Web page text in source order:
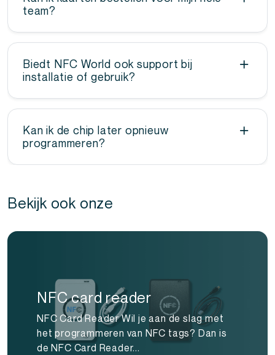
team?
Zeker. We labelen ze per naam en koppelen alles
Biedt NFC World ook support bij
installatie of gebruik?
Ja. Onze klantenservice helpt je bij elke stap: van
Kan ik de chip later opnieuw
programmeren?
Ja. Je kunt de inhoud op elk moment aanpassen
Bekijk ook onze
NFC card reader
NFC Card Reader Wil je aan de slag met
het programmeren van NFC tags? Dan is
de NFC Card Reader...